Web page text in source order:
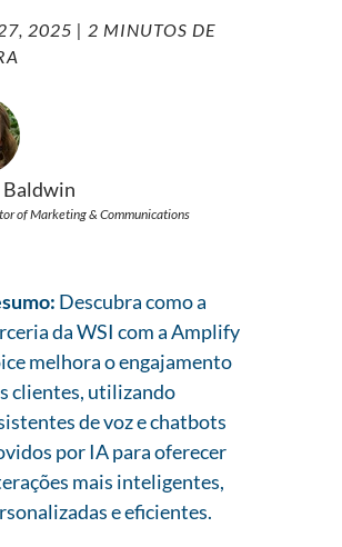
2025 | 2 MINUTOS DE
of Marketing & Communications
Descubra como a
da WSI com a Amplify
melhora o engajamento
clientes, utilizando
de voz e chatbots
por IA para oferecer
mais inteligentes,
e eficientes.